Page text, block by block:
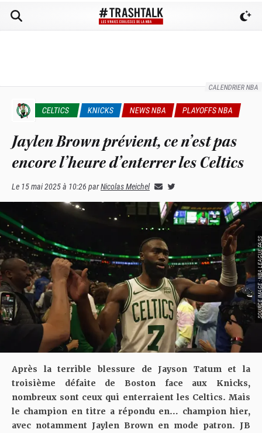
CALENDRIER NBA
CELTICS KNICKS NEWS NBA PLAYOFFS NBA
Jaylen Brown prévient, ce n’est pas
encore l’heure d’enterrer les Celtics
Le 15 mai 2025 à 10:26 parNicolas Meichel
SOURCE
Après la terrible blessure de Jayson Tatum et la
troisième défaite de Boston face aux Knicks,
nombreux sont ceux qui enterraient les Celtics. Mais
le champion en titre a répondu en… champion hier,
avec notamment Jaylen Brown en mode patron. JB